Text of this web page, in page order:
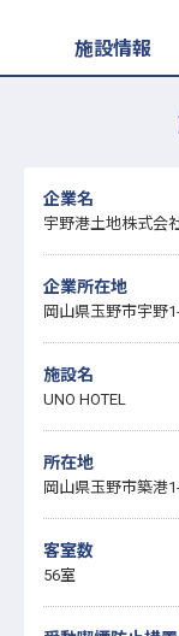
施設情報
企業名
宇野港土地株式会
企業所在地
岡山県玉野市宇野
施設名
UNO HOTEL
所在地
岡山県玉野市築港
客室数
56室